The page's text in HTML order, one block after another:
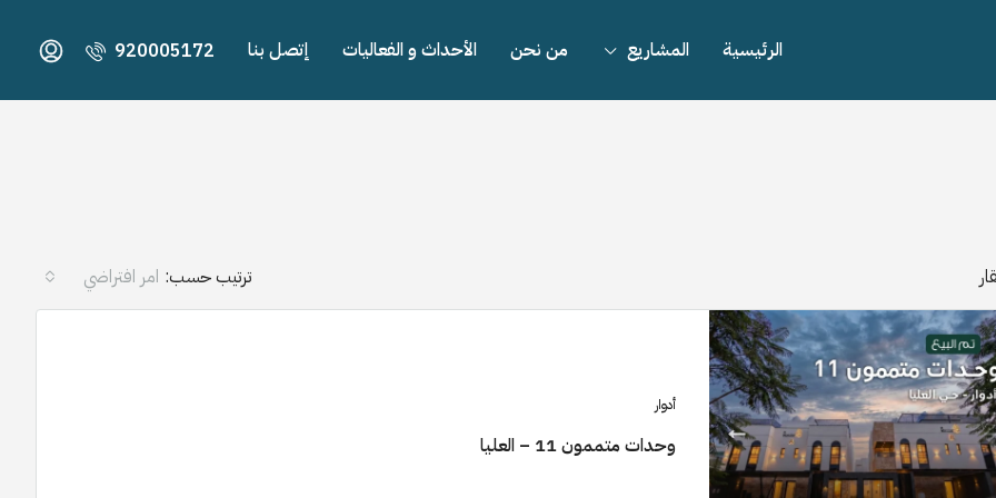
الرئيسية المشاريع من نحن الأحداث و الفعاليات إتصل بنا 920005172
ترتيب حسب: امر افتراضي
أدوار
وحدات متممون 11 – العليا
للبيع مميز